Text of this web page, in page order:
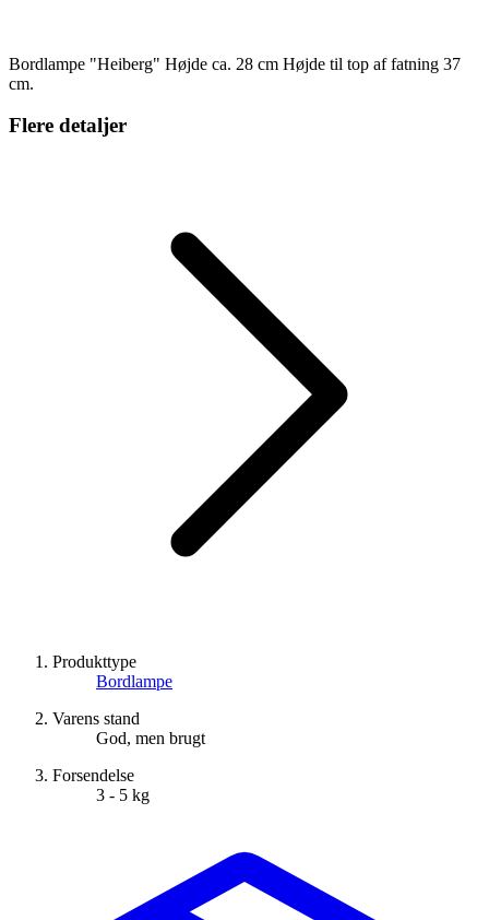
Bordlampe "Heiberg" Højde ca. 28 cm Højde til top af fatning 37
cm.
Flere detaljer
Produkttype
Bordlampe
Varens stand
God, men brugt
Forsendelse
3 - 5 kg